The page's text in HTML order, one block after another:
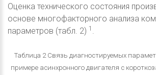
Оценка технического состояния
основе многофакторного анализа
параметров (табл. 2) 1 .
Таблица 2 Связь диагностируемых
примере асинхронного двигателя с